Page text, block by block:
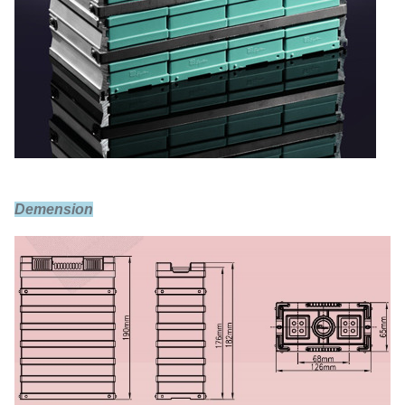
Demension